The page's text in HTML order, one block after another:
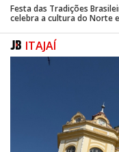
Festa das Tradições
celebra a cultura do Norte
ITAJAÍ